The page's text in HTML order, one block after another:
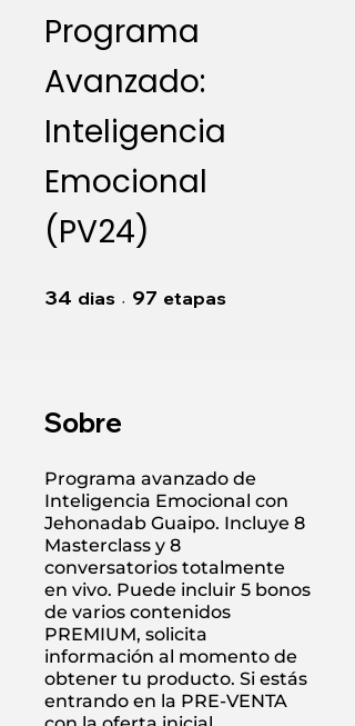
Programa
Avanzado:
Inteligencia
Emocional
(PV24)
34 dias 34 dias
97 etapas
Sobre
Programa avanzado de
Inteligencia Emocional con
Jehonadab Guaipo. Incluye 8
Masterclass y 8
conversatorios totalmente
en vivo. Puede incluir 5 bonos
de varios contenidos
PREMIUM, solicita
información al momento de
obtener tu producto. Si estás
entrando en la PRE-VENTA